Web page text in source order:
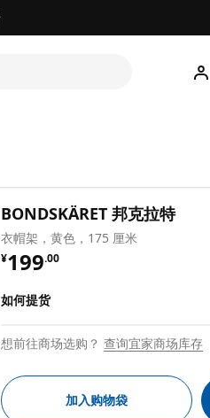
BONDSKÄRET 邦克拉特
衣帽架，黄色，175 厘米
¥199.00
¥ 199.00
如何提货
想前往商场选购？ 查询宜家商场库存
加入购物袋